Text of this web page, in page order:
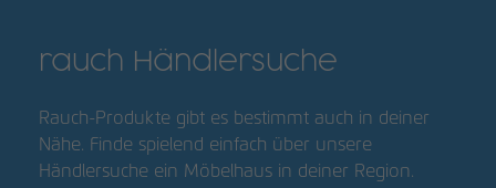
rauch Händlersuche
Rauch-Produkte gibt es bestimmt auch in deiner
Nähe. Finde spielend einfach über unsere
Händlersuche ein Möbelhaus in deiner Region.